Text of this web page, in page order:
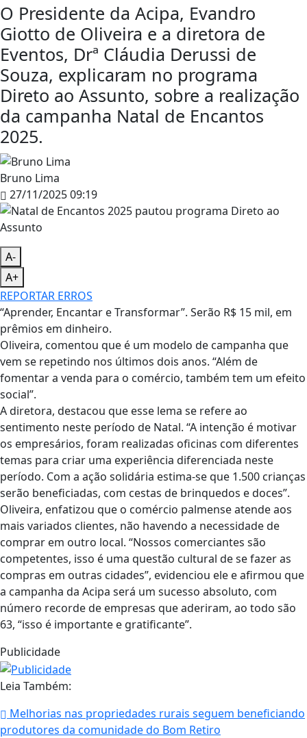
O Presidente da Acipa, Evandro
Giotto de Oliveira e a diretora de
Eventos, Drª Cláudia Derussi de
Souza, explicaram no programa
Direto ao Assunto, sobre a realização
da campanha Natal de Encantos
2025.
Bruno Lima
27/11/2025 09:19
A-
A+
REPORTAR ERROS
“Aprender, Encantar e Transformar”. Serão R$ 15 mil, em
prêmios em dinheiro.
Oliveira, comentou que é um modelo de campanha que
vem se repetindo nos últimos dois anos. “Além de
fomentar a venda para o comércio, também tem um efeito
social”.
A diretora, destacou que esse lema se refere ao
sentimento neste período de Natal. “A intenção é motivar
os empresários, foram realizadas oficinas com diferentes
temas para criar uma experiência diferenciada neste
período. Com a ação solidária estima-se que 1.500 crianças
serão beneficiadas, com cestas de brinquedos e doces”.
Oliveira, enfatizou que o comércio palmense atende aos
mais variados clientes, não havendo a necessidade de
comprar em outro local. “Nossos comerciantes são
competentes, isso é uma questão cultural de se fazer as
compras em outras cidades”, evidenciou ele e afirmou que
a campanha da Acipa será um sucesso absoluto, com
número recorde de empresas que aderiram, ao todo são
63, “isso é importante e gratificante”.
Publicidade
Leia Também:
Melhorias nas propriedades rurais seguem beneficiando
produtores da comunidade do Bom Retiro